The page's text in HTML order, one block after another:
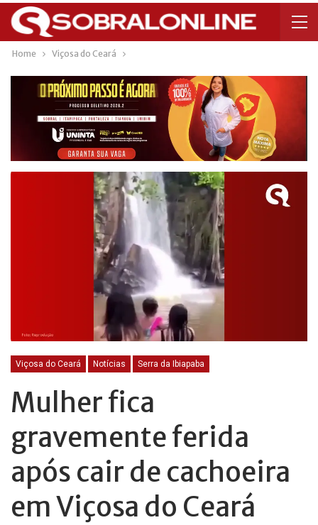
Home Viçosa do Ceará
Viçosa do Ceará Notícias Serra da Ibiapaba
Mulher fica
gravemente ferida
após cair de cachoeira
em Viçosa do Ceará